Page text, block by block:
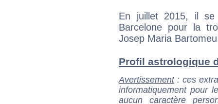
En juillet 2015, il
Barcelone pour la
Josep Maria
Profil astrologique
Avertissement: ces
informatiquement pour
aucun caractère